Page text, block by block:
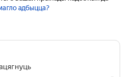
адбыцца?